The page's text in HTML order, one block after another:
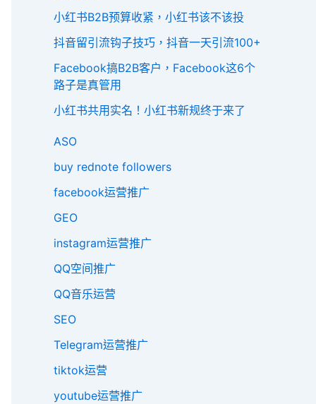
小红书B2B预算收紧，小红书该不该投
抖音留引流钩子技巧，抖音一天引流100+
Facebook搞B2B客户，Facebook这6个
路子是真管用
小红书共用实名！小红书新规终于来了
ASO
buy rednote followers
facebook运营推广
GEO
instagram运营推广
QQ空间推广
QQ音乐运营
SEO
Telegram运营推广
tiktok运营
youtube运营推广